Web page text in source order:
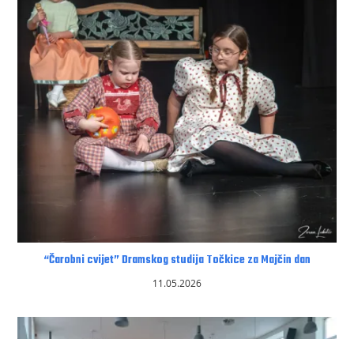
“Čarobni cvijet” Dramskog studija Točkice za Majčin dan
11.05.2026